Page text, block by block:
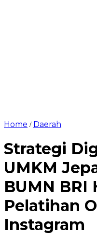
Home / Daerah
Strategi
UMKM
BUMN BRI
Pelatihan
Instagram